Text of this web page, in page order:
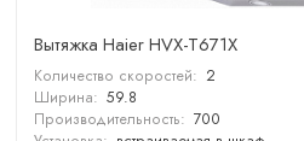
Вытяжка Haier HVX-T671X
Количество скоростей: 2
Ширина: 59.8
Производительность: 700